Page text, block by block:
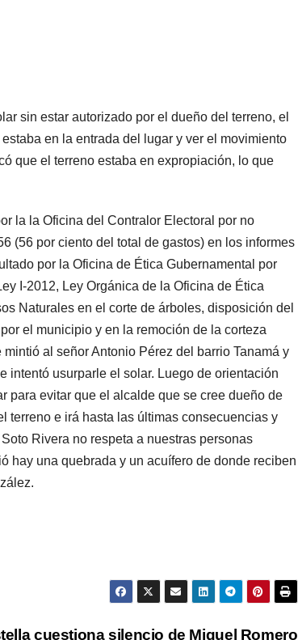
sin estar autorizado por el dueño del terreno, el
en la entrada del lugar y ver el movimiento
que el terreno estaba en expropiación, lo que
la la Oficina del Contralor Electoral por no
(56 por ciento del total de gastos) en los informes
por la Oficina de Ética Gubernamental por
I-2012, Ley Orgánica de la Oficina de Ética
Naturales en el corte de árboles, disposición del
el municipio y en la remoción de la corteza
al señor Antonio Pérez del barrio Tanamá y
intentó usurparle el solar. Luego de orientación
para evitar que el alcalde que se cree dueño de
terreno e irá hasta las últimas consecuencias y
Rivera no respeta a nuestras personas
hay una quebrada y un acuífero de donde reciben
cuestiona silencio de Miguel Romero